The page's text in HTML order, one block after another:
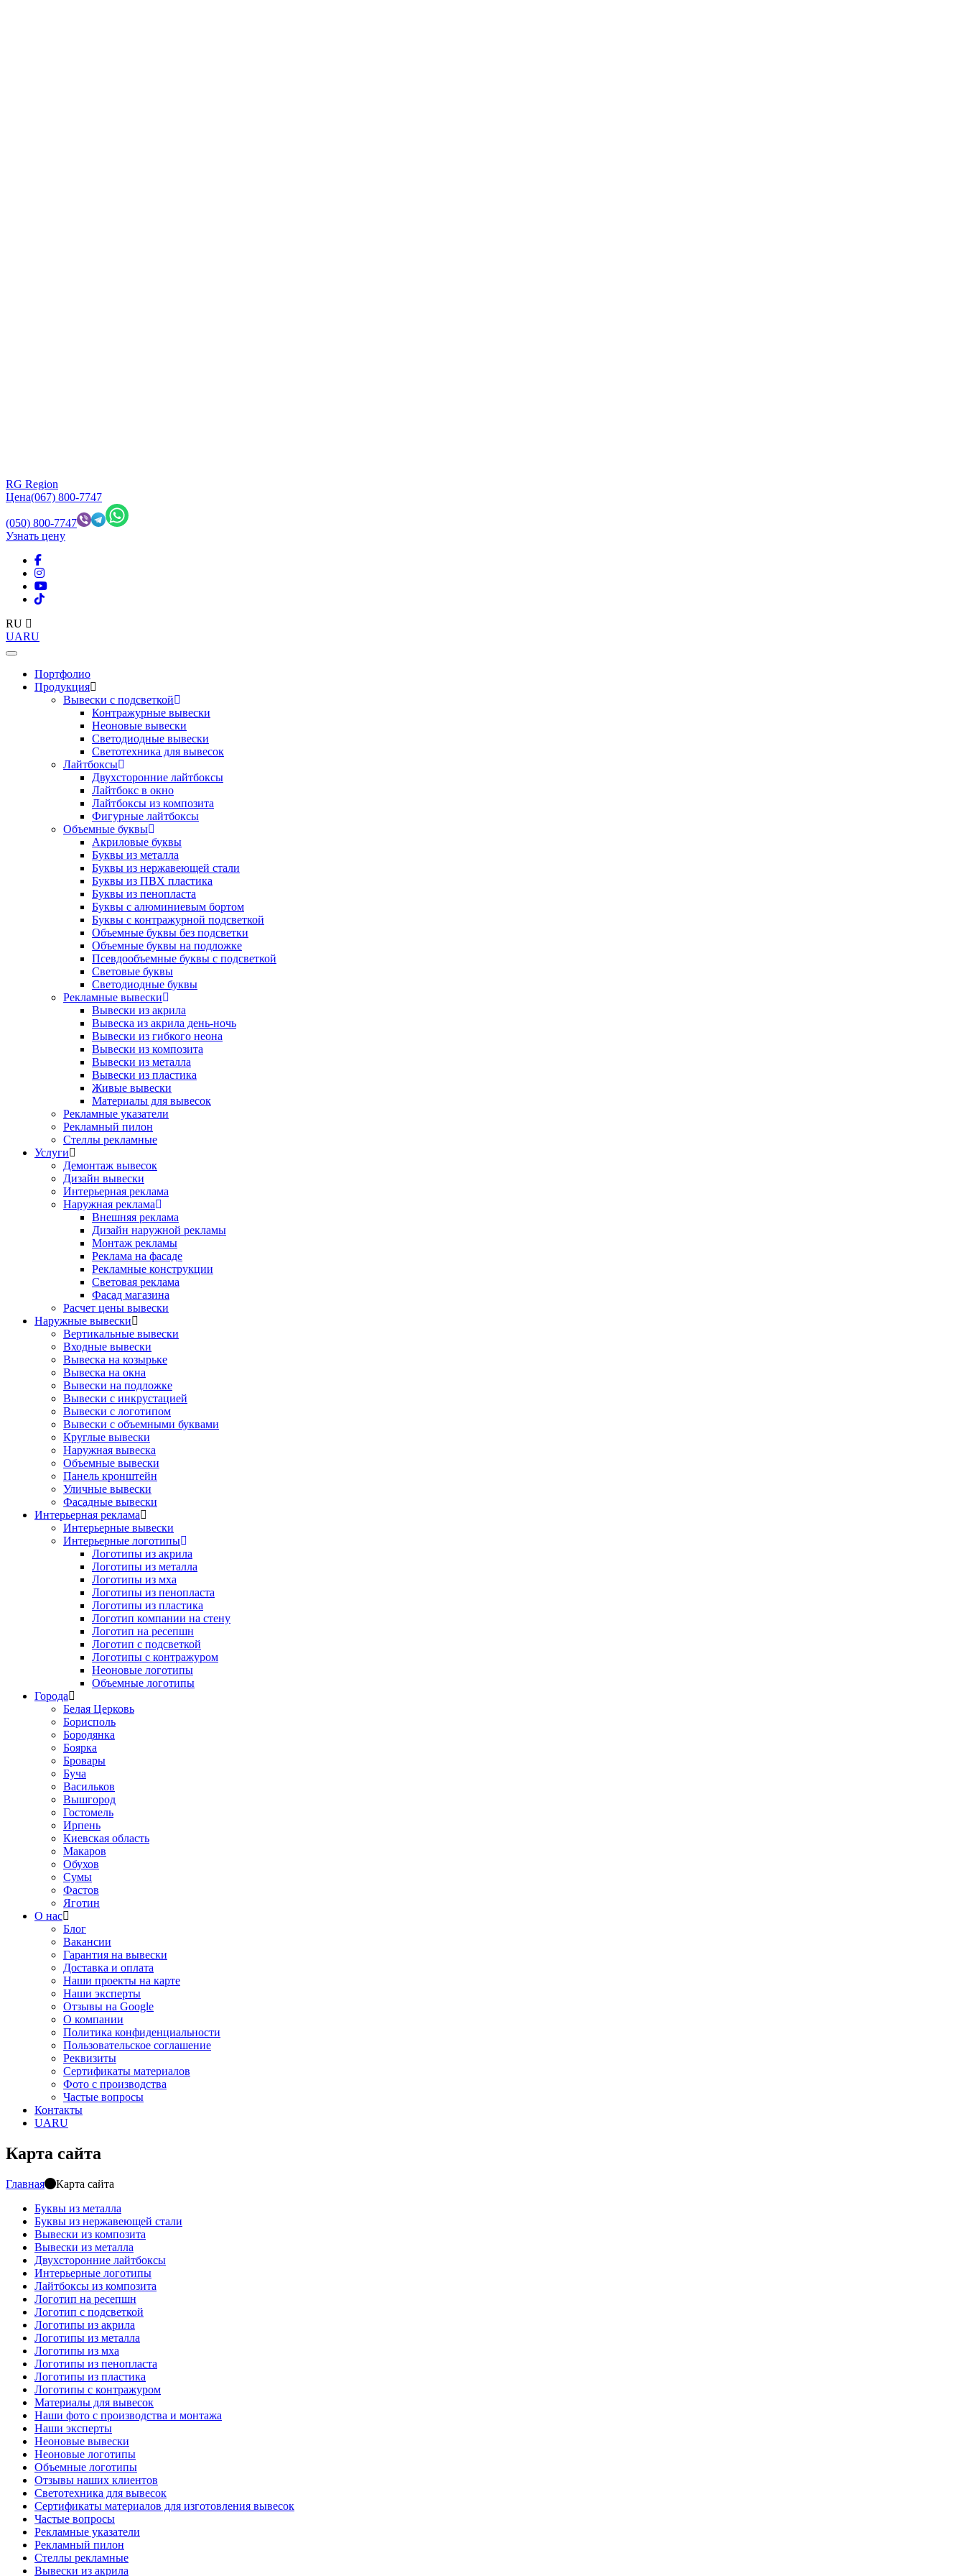
RG Region
Цена(067) 800-7747
(050) 800-7747
Узнать цену
RU
UARU
toggle navigation
Портфолио
Продукция
Вывески с подсветкой
Контражурные вывески
Неоновые вывески
Светодиодные вывески
Светотехника для вывесок
Лайтбоксы
Двухсторонние лайтбоксы
Лайтбокс в окно
Лайтбоксы из композита
Фигурные лайтбоксы
Объемные буквы
Акриловые буквы
Буквы из металла
Буквы из нержавеющей стали
Буквы из ПВХ пластика
Буквы из пенопласта
Буквы с алюминиевым бортом
Буквы с контражурной подсветкой
Объемные буквы без подсветки
Объемные буквы на подложке
Псевдообъемные буквы с подсветкой
Световые буквы
Светодиодные буквы
Рекламные вывески
Вывески из акрила
Вывеска из акрила день-ночь
Вывески из гибкого неона
Вывески из композита
Вывески из металла
Вывески из пластика
Живые вывески
Материалы для вывесок
Рекламные указатели
Рекламный пилон
Стеллы рекламные
Услуги
Демонтаж вывесок
Дизайн вывески
Интерьерная реклама
Наружная реклама
Внешняя реклама
Дизайн наружной рекламы
Монтаж рекламы
Реклама на фасаде
Рекламные конструкции
Световая реклама
Фасад магазина
Расчет цены вывески
Наружные вывески
Вертикальные вывески
Входные вывески
Вывеска на козырьке
Вывеска на окна
Вывески на подложке
Вывески с инкрустацией
Вывески с логотипом
Вывески с объемными буквами
Круглые вывески
Наружная вывеска
Объемные вывески
Панель кронштейн
Уличные вывески
Фасадные вывески
Интерьерная реклама
Интерьерные вывески
Интерьерные логотипы
Логотипы из акрила
Логотипы из металла
Логотипы из мха
Логотипы из пенопласта
Логотипы из пластика
Логотип компании на стену
Логотип на ресепшн
Логотип с подсветкой
Логотипы с контражуром
Неоновые логотипы
Объемные логотипы
Города
Белая Церковь
Борисполь
Бородянка
Боярка
Бровары
Буча
Васильков
Вышгород
Гостомель
Ирпень
Киевская область
Макаров
Обухов
Сумы
Фастов
Яготин
О нас
Блог
Вакансии
Гарантия на вывески
Доставка и оплата
Наши проекты на карте
Наши эксперты
Отзывы на Google
О компании
Политика конфиденциальности
Пользовательское соглашение
Реквизиты
Сертификаты материалов
Фото с производства
Частые вопросы
Контакты
UARU
Карта сайта
Главная
Карта сайта
Буквы из металла
Буквы из нержавеющей стали
Вывески из композита
Вывески из металла
Двухсторонние лайтбоксы
Интерьерные логотипы
Лайтбоксы из композита
Логотип на ресепшн
Логотип с подсветкой
Логотипы из акрила
Логотипы из металла
Логотипы из мха
Логотипы из пенопласта
Логотипы из пластика
Логотипы с контражуром
Материалы для вывесок
Наши фото с производства и монтажа
Наши эксперты
Неоновые вывески
Неоновые логотипы
Объемные логотипы
Отзывы наших клиентов
Светотехника для вывесок
Сертификаты материалов для изготовления вывесок
Частые вопросы
Рекламные указатели
Рекламный пилон
Стеллы рекламные
Вывески из акрила